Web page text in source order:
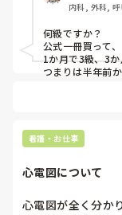
内科, 外科,
合診療科, 救
ス, 外来, 神
期, 回復期,
何級ですか？
公式一冊買って
1か月で3級、3
つまりは半年前
公式問題集を周
やり方は大学の
ることも少ない
看護・お仕事
心電図について
心電図が全く分か